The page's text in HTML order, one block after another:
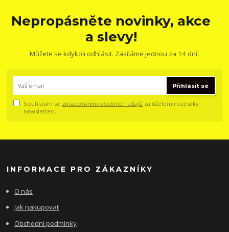
Nepropásněte novinky, akce
a slevy!
Můžete se kdykoli odhlásit. Zasíláme jednou za 14 dní.
Přihlásit se
Souhlasím se zpracováním osobních údajů za účelem rozesílky
newsletteru.
INFORMACE PRO ZÁKAZNÍKY
O nás
Jak nakupovat
Obchodní podmínky